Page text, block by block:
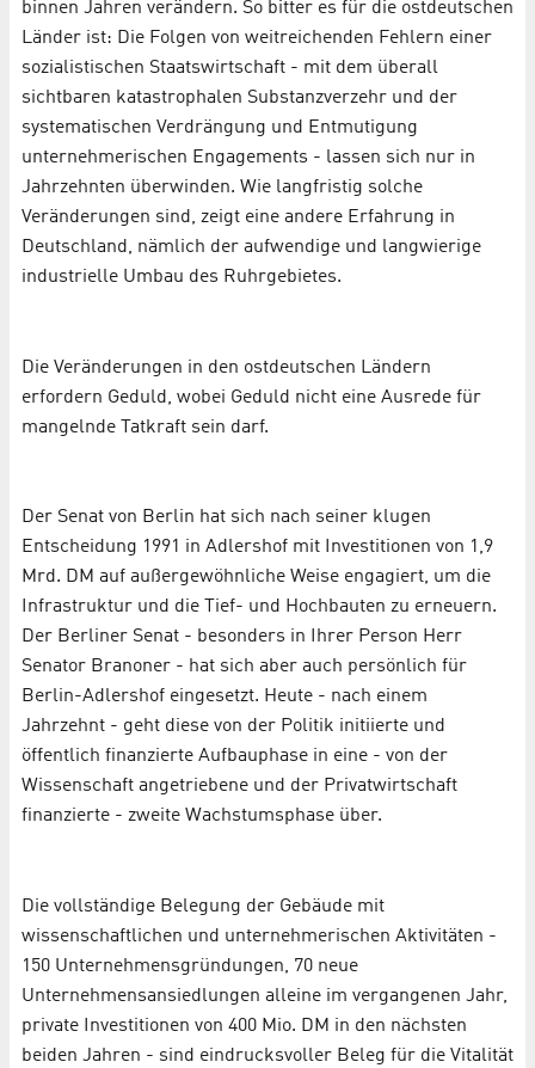
binnen Jahren verändern. So bitter es für die ostdeutschen
Länder ist: Die Folgen von weitreichenden Fehlern einer
sozialistischen Staatswirtschaft - mit dem überall
sichtbaren katastrophalen Substanzverzehr und der
systematischen Verdrängung und Entmutigung
unternehmerischen Engagements - lassen sich nur in
Jahrzehnten überwinden. Wie langfristig solche
Veränderungen sind, zeigt eine andere Erfahrung in
Deutschland, nämlich der aufwendige und langwierige
industrielle Umbau des Ruhrgebietes.
Die Veränderungen in den ostdeutschen Ländern
erfordern Geduld, wobei Geduld nicht eine Ausrede für
mangelnde Tatkraft sein darf.
Der Senat von Berlin hat sich nach seiner klugen
Entscheidung 1991 in Adlershof mit Investitionen von 1,9
Mrd. DM auf außergewöhnliche Weise engagiert, um die
Infrastruktur und die Tief- und Hochbauten zu erneuern.
Der Berliner Senat - besonders in Ihrer Person Herr
Senator Branoner - hat sich aber auch persönlich für
Berlin-Adlershof eingesetzt. Heute - nach einem
Jahrzehnt - geht diese von der Politik initiierte und
öffentlich finanzierte Aufbauphase in eine - von der
Wissenschaft angetriebene und der Privatwirtschaft
finanzierte - zweite Wachstumsphase über.
Die vollständige Belegung der Gebäude mit
wissenschaftlichen und unternehmerischen Aktivitäten -
150 Unternehmensgründungen, 70 neue
Unternehmensansiedlungen alleine im vergangenen Jahr,
private Investitionen von 400 Mio. DM in den nächsten
beiden Jahren - sind eindrucksvoller Beleg für die Vitalität